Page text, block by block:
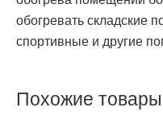
обогревать складские
спортивные и другие
Похожие товары